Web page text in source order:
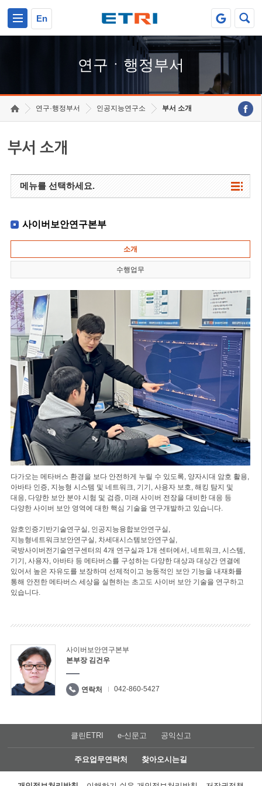
En
연구ㆍ행정부서
연구·행정부서 인공지능연구소 부서 소개
부서 소개
메뉴를 선택하세요.
사이버보안연구본부
소개
수행업무
다가오는 메타버스 환경을 보다 안전하게 누릴 수 있도록, 양자시대 암호 활용,
아바타 인증, 지능형 시스템 및 네트워크, 기기, 사용자 보호, 해킹 탐지 및
대응, 다양한 보안 분야 시험 및 검증, 미래 사이버 전장을 대비한 대응 등
다양한 사이버 보안 영역에 대한 핵심 기술을 연구개발하고 있습니다.
암호인증기반기술연구실, 인공지능융합보안연구실,
지능형네트워크보안연구실, 차세대시스템보안연구실,
국방사이버전기술연구센터의 4개 연구실과 1개 센터에서, 네트워크, 시스템,
기기, 사용자, 아바타 등 메타버스를 구성하는 다양한 대상과 대상간 연결에
있어서 높은 자유도를 보장하며 선제적이고 능동적인 보안 기능을 내재화를
통해 안전한 메타버스 세상을 실현하는 초고도 사이버 보안 기술을 연구하고
있습니다.
사이버보안연구본부
본부장 김건우
연락처 042-860-5427
클린ETRI e-신문고 공익신고
주요업무연락처 찾아오시는길